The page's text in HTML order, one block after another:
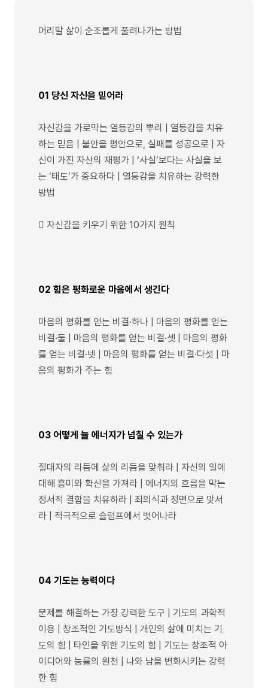
머리말 삶이 순조롭게 풀려나가는 방법
01 당신 자신을 믿어라
자신감을 가로막는 열등감의 뿌리 | 열등감을 치유
하는 믿음 | 불안을 평안으로, 실패를 성공으로 | 자
신이 가진 자산의 재평가 | ‘사실’보다는 사실을 보
는 ‘태도’가 중요하다 | 열등감을 치유하는 강력한
방법
 자신감을 키우기 위한 10가지 원칙
02 힘은 평화로운 마음에서 생긴다
마음의 평화를 얻는 비결·하나 | 마음의 평화를 얻는
비결·둘 | 마음의 평화를 얻는 비결·셋 | 마음의 평화
를 얻는 비결·넷 | 마음의 평화를 얻는 비결·다섯 | 마
음의 평화가 주는 힘
03 어떻게 늘 에너지가 넘칠 수 있는가
절대자의 리듬에 삶의 리듬을 맞춰라 | 자신의 일에
대해 흥미와 확신을 가져라 | 에너지의 흐름을 막는
정서적 결함을 치유하라 | 죄의식과 정면으로 맞서
라 | 적극적으로 슬럼프에서 벗어나라
04 기도는 능력이다
문제를 해결하는 가장 강력한 도구 | 기도의 과학적
이용 | 창조적인 기도방식 | 개인의 삶에 미치는 기
도의 힘 | 타인을 위한 기도의 힘 | 기도는 창조적 아
이디어와 능률의 원천 | 나와 남을 변화시키는 강력
한 힘